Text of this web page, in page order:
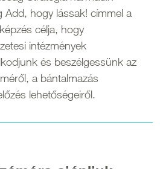
Add, hogy lássak! címmel a
célja, hogy
intézmények
és beszélgessünk az
a bántalmazás
lehetőségeiről.